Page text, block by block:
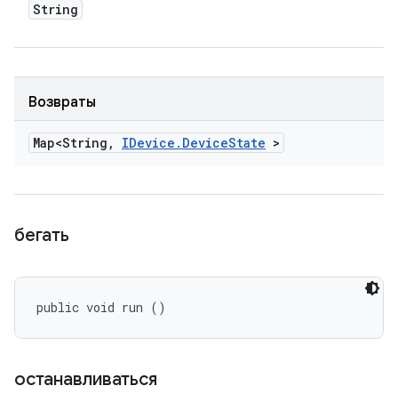
String
Возвраты
Map<String , IDevice . DeviceState >
бегать
public void run ()
останавливаться